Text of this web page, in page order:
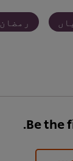
رمضان
Be the